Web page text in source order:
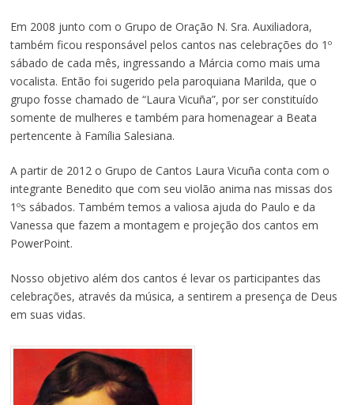
Em 2008 junto com o Grupo de Oração N. Sra. Auxiliadora,
também ficou responsável pelos cantos nas celebrações do 1º
sábado de cada mês, ingressando a Márcia como mais uma
vocalista. Então foi sugerido pela paroquiana Marilda, que o
grupo fosse chamado de “Laura Vicuña”, por ser constituído
somente de mulheres e também para homenagear a Beata
pertencente à Família Salesiana.
A partir de 2012 o Grupo de Cantos Laura Vicuña conta com o
integrante Benedito que com seu violão anima nas missas dos
1ºs sábados. Também temos a valiosa ajuda do Paulo e da
Vanessa que fazem a montagem e projeção dos cantos em
PowerPoint.
Nosso objetivo além dos cantos é levar os participantes das
celebrações, através da música, a sentirem a presença de Deus
em suas vidas.